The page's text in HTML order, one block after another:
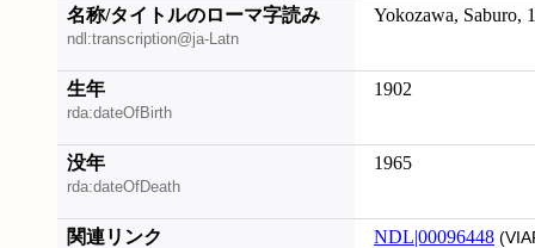
名称/タイトルのローマ字読み
ndl:transcription@ja-Latn
Yokozawa, Saburo,
生年
rda:dateOfBirth
1902
没年
rda:dateOfDeath
1965
関連リンク NDL|00096448